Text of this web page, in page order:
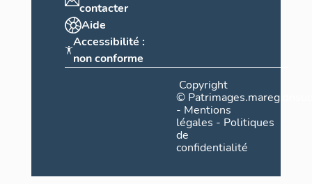
contacter
Aide
Accessibilité :
non conforme
Copyright
©
- Mentions
légales - Politiques
de
confidentialité